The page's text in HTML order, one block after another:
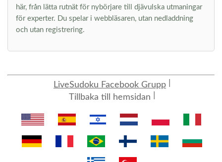
här, från lätta rutnät för nybörjare till djävulska utmaningar
för experter. Du spelar i webbläsaren, utan nedladdning
och utan registrering.
LiveSudoku Facebook Grupp
Tillbaka till hemsidan